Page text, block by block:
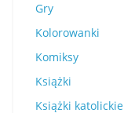
Gry
Kolorowanki
Komiksy
Książki
Książki katolickie